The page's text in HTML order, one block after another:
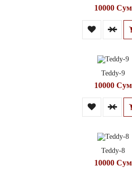
10000 Сум
Teddy-9
10000 Сум
Teddy-8
10000 Сум